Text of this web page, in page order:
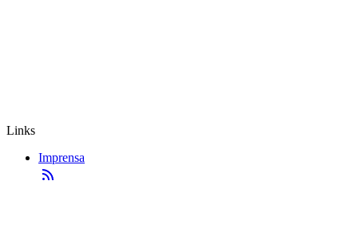
Links
Imprensa